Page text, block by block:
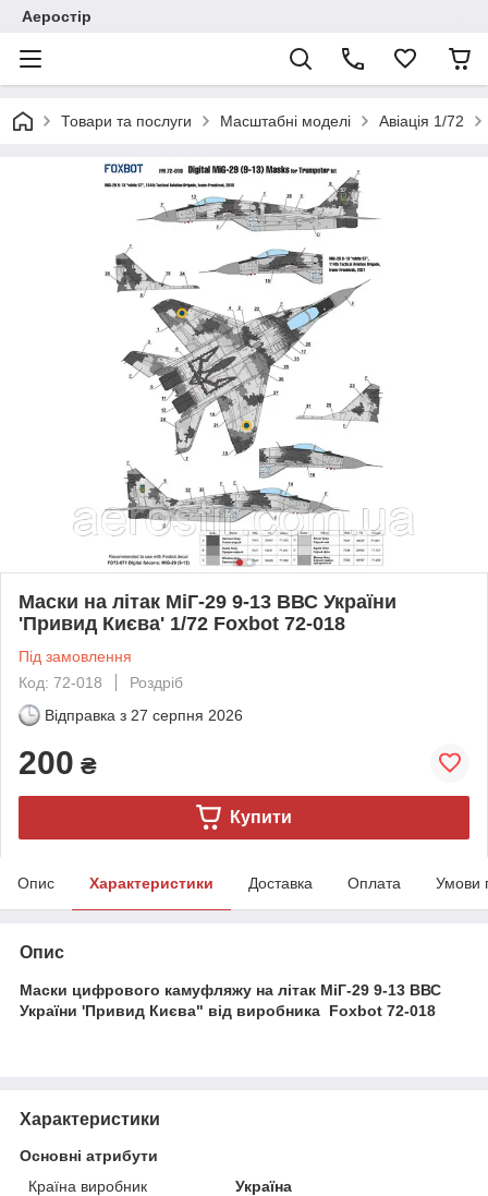
Аеростір
Товари та послуги Масштабні моделі Авіація 1/72
Маски на літак МіГ-29 9-13 ВВС України
'Привид Києва' 1/72 Foxbot 72-018
Під замовлення
Код: 72-018
Роздріб
Відправка з 27 серпня 2026
200 ₴
Купити
Опис Характеристики Доставка Оплата Умови
Опис
Маски цифрового камуфляжу на літак МіГ-29 9-13 ВВС
України 'Привид Києва" від виробника Foxbot 72-018
Характеристики
Основні атрибути
Країна виробник
Україна